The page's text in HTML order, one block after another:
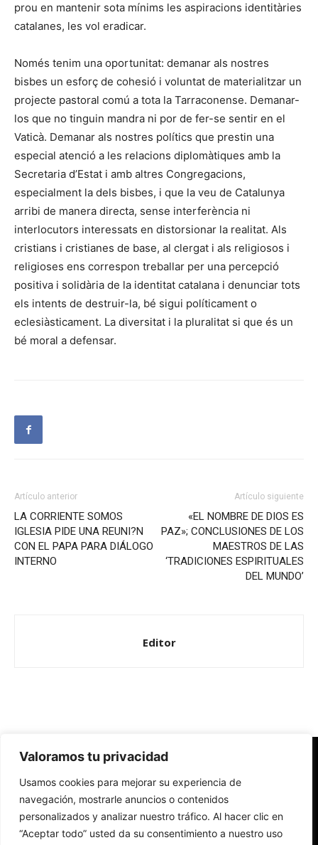
Valoramos tu privacidad
Usamos cookies para mejorar su experiencia de
navegación, mostrarle anuncios o contenidos
personalizados y analizar nuestro tráfico. Al hacer clic en
“Aceptar todo” usted da su consentimiento a nuestro uso
prou en mantenir sota mínims les aspiracions identitàries
catalanes, les vol eradicar.
Només tenim una oportunitat: demanar als nostres
bisbes un esforç de cohesió i voluntat de materialitzar un
projecte pastoral comú a tota la Tarraconense. Demanar-
los que no tinguin mandra ni por de fer-se sentir en el
Vaticà. Demanar als nostres polítics que prestin una
especial atenció a les relacions diplomàtiques amb la
Secretaria d’Estat i amb altres Congregacions,
especialment la dels bisbes, i que la veu de Catalunya
arribi de manera directa, sense interferència ni
interlocutors interessats en distorsionar la realitat. Als
cristians i cristianes de base, al clergat i als religiosos i
religioses ens correspon treballar per una percepció
positiva i solidària de la identitat catalana i denunciar tots
els intents de destruir-la, bé sigui políticament o
eclesiàsticament. La diversitat i la pluralitat si que és un
bé moral a defensar.
Artículo anterior
LA CORRIENTE SOMOS
IGLESIA PIDE UNA REUNI?N
CON EL PAPA PARA DIÁLOGO
INTERNO
Artículo siguiente
«EL NOMBRE DE DIOS ES
PAZ»; CONCLUSIONES DE LOS
MAESTROS DE LAS
‘TRADICIONES ESPIRITUALES
DEL MUNDO’
Editor
Redes Cristianas
Una mirada alternativa sobre la Iglesia católica y la sociedad
- Colectivos de Redes Cristianas